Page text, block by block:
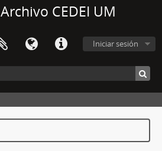
Archivo CEDEI UM
Iniciar sesión